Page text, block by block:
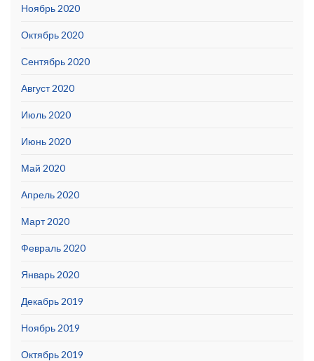
Ноябрь 2020
Октябрь 2020
Сентябрь 2020
Август 2020
Июль 2020
Июнь 2020
Май 2020
Апрель 2020
Март 2020
Февраль 2020
Январь 2020
Декабрь 2019
Ноябрь 2019
Октябрь 2019